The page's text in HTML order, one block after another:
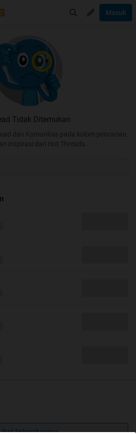
Masuk
Tidak Ditemukan
dan Komunitas pada kolom pencarian.
inspirasi dari Hot Threads.
Selengkapnya